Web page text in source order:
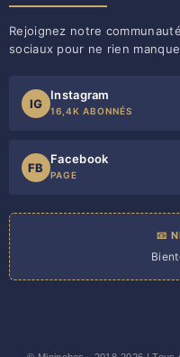
Rejoignez notre
sociaux pour ne rien
IG
Instagram
16,4K ABONNÉS
FB
Facebook
PAGE
📧